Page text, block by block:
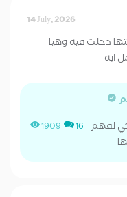
14 July, 2026
دخلت فيه وهيا
1909 16 لفهم